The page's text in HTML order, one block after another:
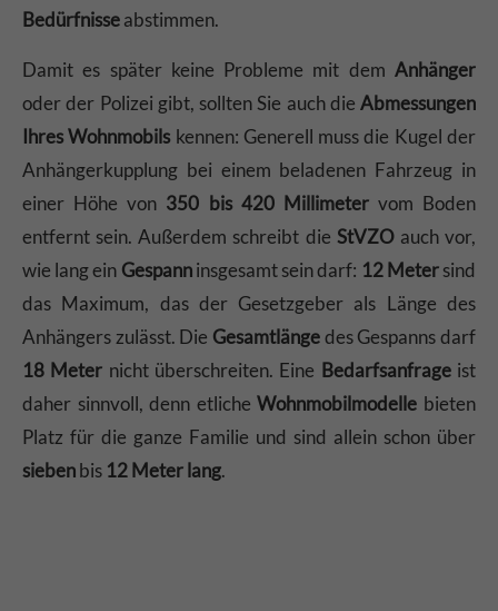
Bedürfnisseabstimmen.
Damit es später keine Probleme mit dem Anhänger
oder der Polizei gibt, sollten Sie auch die Abmessungen
Ihres Wohnmobils kennen: Generell muss die Kugel der
Anhängerkupplung bei einem beladenen Fahrzeug in
einer Höhe von 350 bis 420 Millimetervom Boden
entfernt sein. Außerdem schreibt die StVZOauch vor,
wie lang ein Gespanninsgesamt sein darf: 12 Metersind
das Maximum, das der Gesetzgeber als Länge des
Anhängers zulässt. Die Gesamtlängedes Gespanns darf
18 Meter nicht überschreiten. Eine Bedarfsanfrageist
daher sinnvoll, denn etlicheWohnmobilmodelle bieten
Platz für die ganze Familie und sind allein schon über
siebenbis 12 Meter lang.